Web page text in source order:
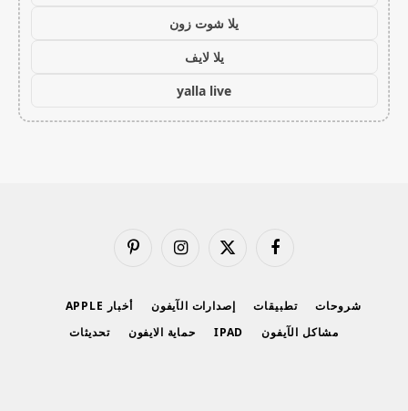
يلا شوت زون
يلا لايف
yalla live
فيسبوك
X
الانستغرامبينتيريست
شروحات تطبيقات إصدارات الآيفون
أخبار APPLE
مشاكل الآيفون
IPAD حماية الايفون تحديثات